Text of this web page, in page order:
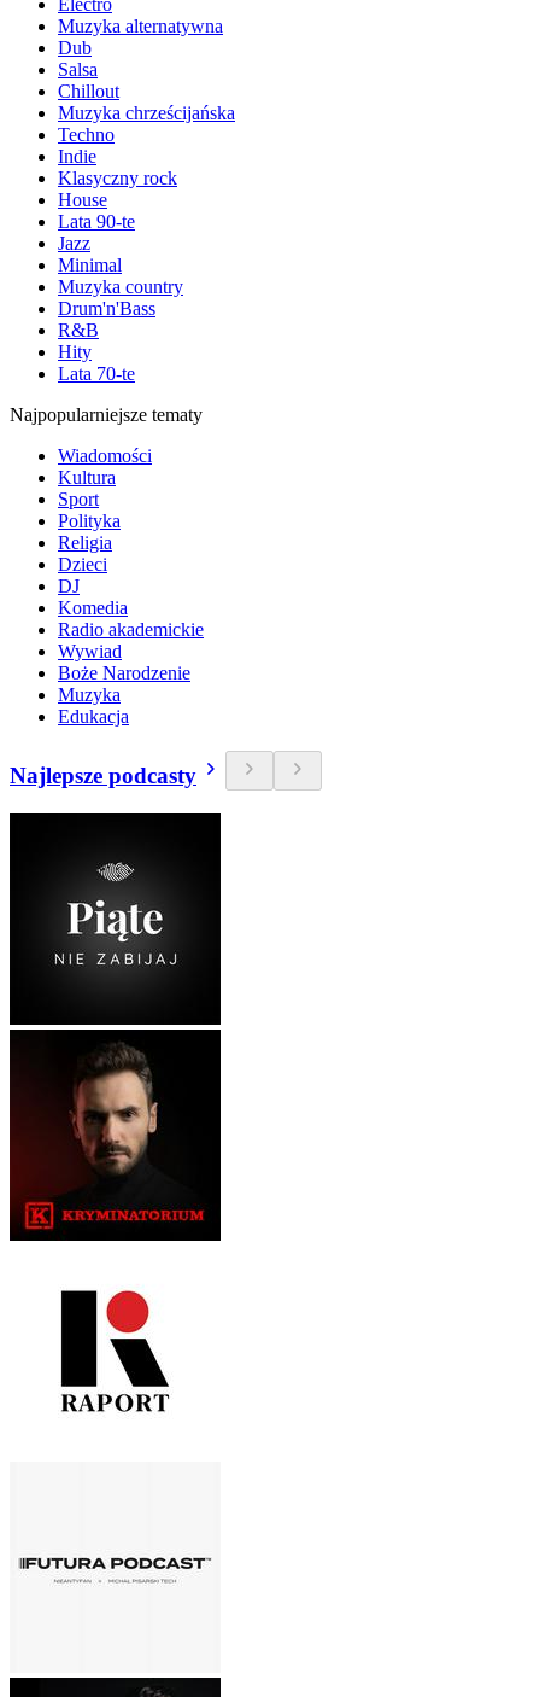
Electro
Muzyka alternatywna
Dub
Salsa
Chillout
Muzyka chrześcijańska
Techno
Indie
Klasyczny rock
House
Lata 90-te
Jazz
Minimal
Muzyka country
Drum'n'Bass
R&B
Hity
Lata 70-te
Najpopularniejsze tematy
Wiadomości
Kultura
Sport
Polityka
Religia
Dzieci
DJ
Komedia
Radio akademickie
Wywiad
Boże Narodzenie
Muzyka
Edukacja
Najlepsze podcasty